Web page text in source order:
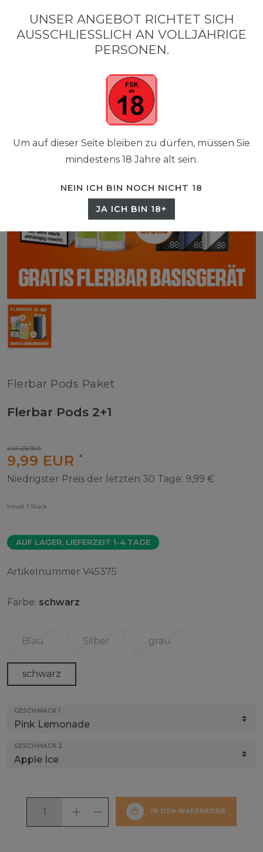
0
0,00 EUR
Flerbar Pods Paket
Flerbar Pods 2+1
UVP 29,70 €
9,99 EUR *
Niedrigster Preis der letzten 30 Tage: 9,99 €
Inhalt 1 Stück
AUF LAGER, LIEFERZEIT 1-4 TAGE
Artikelnummer V45375
Farbe: schwarz
Blau Silber grau
schwarz
GESCHMACK 1
GESCHMACK 2
IN DEN WARENKORB
UNSER ANGEBOT RICHTET SICH
AUSSCHLIESSLICH AN VOLLJÄHRIGE P
ERSONEN.
Um auf dieser Seite bleiben zu dürfen, müssen Sie
mindestens 18 Jahre alt sein.
NEIN ICH BIN NOCH NICHT 18
JA ICH BIN 18+